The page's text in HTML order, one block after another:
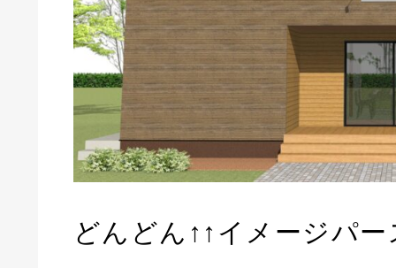
どんどん↑↑イメージパ